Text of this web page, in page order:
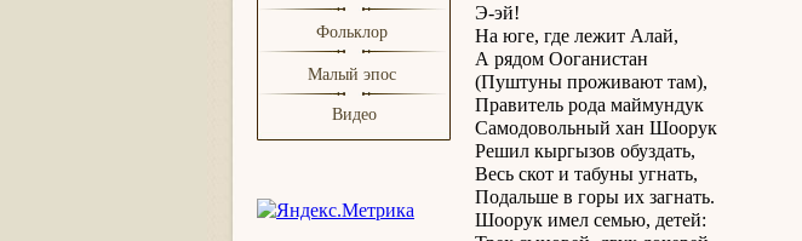
Фольклор
Малый эпос
Видео
Э-эй!
На юге, где лежит Алай,
А рядом Ооганистан
(Пуштуны проживают там),
Правитель рода маймундук
Самодовольный хан Шоорук
Решил кыргызов обуздать,
Весь скот и табуны угнать,
Подальше в горы их загнать.
Шоорук имел семью, детей: